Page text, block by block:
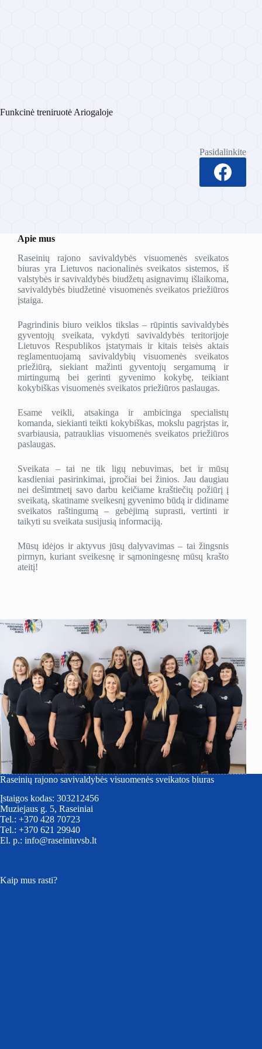
Funkcinė treniruotė Ariogaloje
Pasidalinkite
Apie mus
Raseinių rajono savivaldybės visuomenės sveikatos
biuras yra Lietuvos nacionalinės sveikatos sistemos, iš
valstybės ir savivaldybės biudžetų asignavimų išlaikoma,
savivaldybės biudžetinė visuomenės sveikatos priežiūros
įstaiga.
Pagrindinis biuro veiklos tikslas – rūpintis savivaldybės
gyventojų sveikata, vykdyti savivaldybės teritorijoje
Lietuvos Respublikos įstatymais ir kitais teisės aktais
reglamentuojamą savivaldybių visuomenės sveikatos
priežiūrą, siekiant mažinti gyventojų sergamumą ir
mirtingumą bei gerinti gyvenimo kokybę, teikiant
kokybiškas visuomenės sveikatos priežiūros paslaugas.
Esame veikli, atsakinga ir ambicinga specialistų
komanda, siekianti teikti kokybiškas, mokslu pagrįstas ir,
svarbiausia, patrauklias visuomenės sveikatos priežiūros
paslaugas.
Sveikata – tai ne tik ligų nebuvimas, bet ir mūsų
kasdieniai pasirinkimai, įpročiai bei žinios. Jau daugiau
nei dešimtmetį savo darbu keičiame kraštiečių požiūrį į
sveikatą, skatiname sveikesnį gyvenimo būdą ir didiname
sveikatos raštingumą – gebėjimą suprasti, vertinti ir
taikyti su sveikata susijusią informaciją.
Mūsų idėjos ir aktyvus jūsų dalyvavimas – tai žingsnis
pirmyn, kuriant sveikesnę ir sąmoningesnę mūsų krašto
ateitį!
Raseinių rajono savivaldybės visuomenės sveikatos biuras
Įstaigos kodas: 303212456
Muziejaus g. 5, Raseiniai
Tel.: +370 428 70723
Tel.: +370 621 29940
El. p.: info@raseiniuvsb.lt
Kaip mus rasti?